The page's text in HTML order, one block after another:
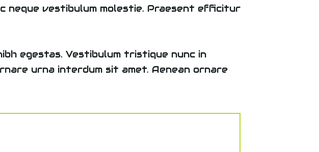
neque vestibulum molestie. Praesent efficitur
egestas. Vestibulum tristique nunc in
urna interdum sit amet. Aenean ornare